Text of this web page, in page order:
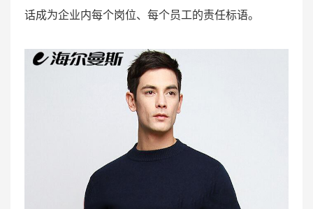
话成为企业内每个岗位、每个员工的责任标语。